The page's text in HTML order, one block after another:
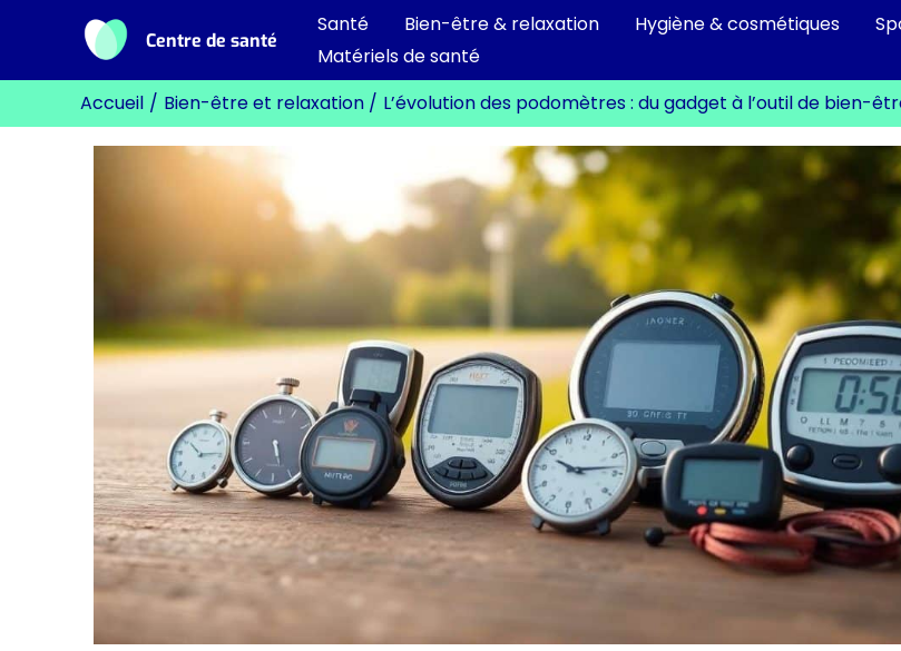
contenu
Centre de santé
Santé Bien-être & relaxation Hygiène & cosmétiques
Matériels de santé
Accueil Bien-être et relaxation L’évolution des podomètres : du gadget à l’outil de bien-